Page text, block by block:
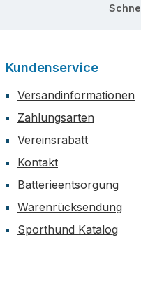
Kundenservice
Versandinformationen
Zahlungsarten
Vereinsrabatt
Kontakt
Batterieentsorgung
Warenrücksendung
Sporthund Katalog